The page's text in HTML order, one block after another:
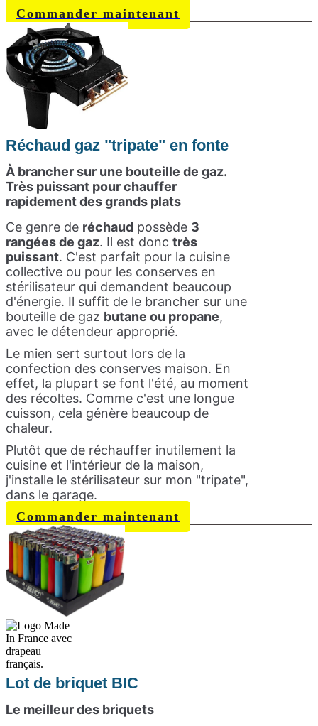
Commander maintenant
Réchaud gaz "tripate" en fonte
À brancher sur une bouteille de gaz.
Très puissant pour chauffer
rapidement des grands plats
Ce genre de réchaud possède 3
rangées de gaz. Il est donc très
puissant. C'est parfait pour la cuisine
collective ou pour les conserves en
stérilisateur qui demandent beaucoup
d'énergie. Il suffit de le brancher sur une
bouteille de gaz butane ou propane,
avec le détendeur approprié.
Le mien sert surtout lors de la
confection des conserves maison. En
effet, la plupart se font l'été, au moment
des récoltes. Comme c'est une longue
cuisson, cela génère beaucoup de
chaleur.
Plutôt que de réchauffer inutilement la
cuisine et l'intérieur de la maison,
j'installe le stérilisateur sur mon "tripate",
dans le garage.
Commander maintenant
Lot de briquet BIC
Le meilleur des briquets